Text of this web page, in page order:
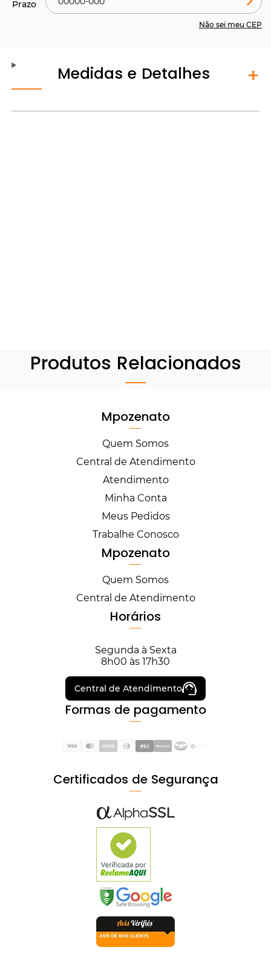
Não sei meu CEP
Medidas e Detalhes
Produtos Relacionados
Mpozenato
Quem Somos
Central de Atendimento
Atendimento
Minha Conta
Meus Pedidos
Trabalhe Conosco
Mpozenato
Quem Somos
Central de Atendimento
Horários
Segunda à Sexta
8h00 às 17h30
Central de Atendimento
Formas de pagamento
Certificados de Segurança